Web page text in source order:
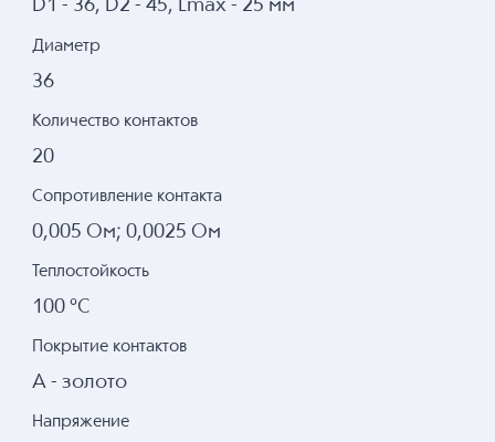
D1 - 36, D2 - 45, Lmax - 25 мм
Диаметр
36
Количество контактов
20
Сопротивление контакта
0,005 Ом; 0,0025 Ом
Теплостойкость
100 °С
Покрытие контактов
А - золото
Напряжение